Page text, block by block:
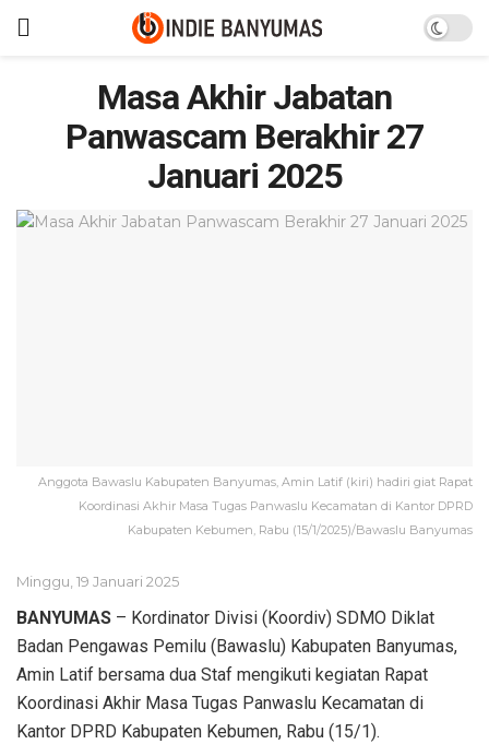
Masa Akhir Jabatan
Panwascam Berakhir 27
Januari 2025
Anggota Bawaslu Kabupaten Banyumas, Amin Latif (kiri) hadiri giat Rapat
Koordinasi Akhir Masa Tugas Panwaslu Kecamatan di Kantor DPRD
Kabupaten Kebumen, Rabu (15/1/2025)/Bawaslu Banyumas
Minggu, 19 Januari 2025
BANYUMAS – Kordinator Divisi (Koordiv) SDMO Diklat
Badan Pengawas Pemilu (Bawaslu) Kabupaten Banyumas,
Amin Latif bersama dua Staf mengikuti kegiatan Rapat
Koordinasi Akhir Masa Tugas Panwaslu Kecamatan di
Kantor DPRD Kabupaten Kebumen, Rabu (15/1).